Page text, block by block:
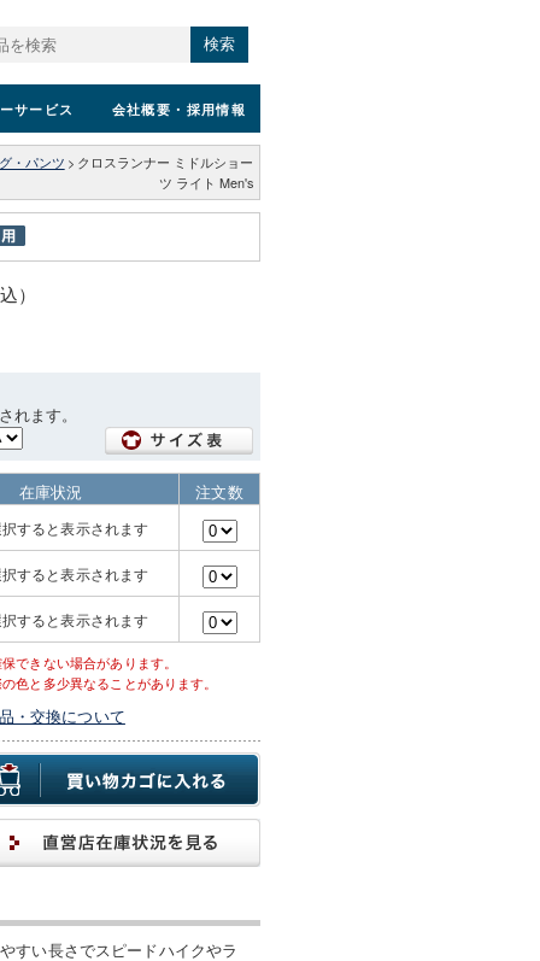
検索
サービス 会社概要 ・採用情報
・パンツ > クロスランナー ミドルショー
ツ ライト Men's
）
れます。
在庫状況
注文数
すると表示されます
すると表示されます
すると表示されます
できない場合があります。
色と多少異なることがあります。
・交換について
すい長さでスピードハイクやラ